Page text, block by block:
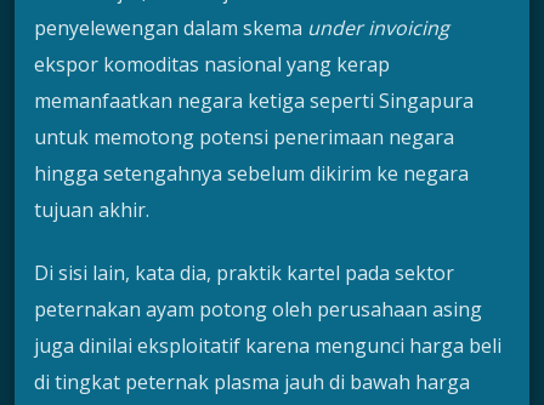
penyelewengan dalam skema under invoicing
ekspor komoditas nasional yang kerap
memanfaatkan negara ketiga seperti Singapura
untuk memotong potensi penerimaan negara
hingga setengahnya sebelum dikirim ke negara
tujuan akhir.
Di sisi lain, kata dia, praktik kartel pada sektor
peternakan ayam potong oleh perusahaan asing
juga dinilai eksploitatif karena mengunci harga beli
di tingkat peternak plasma jauh di bawah harga